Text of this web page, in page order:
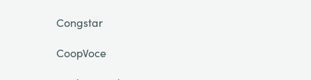
Congstar
CoopVoce